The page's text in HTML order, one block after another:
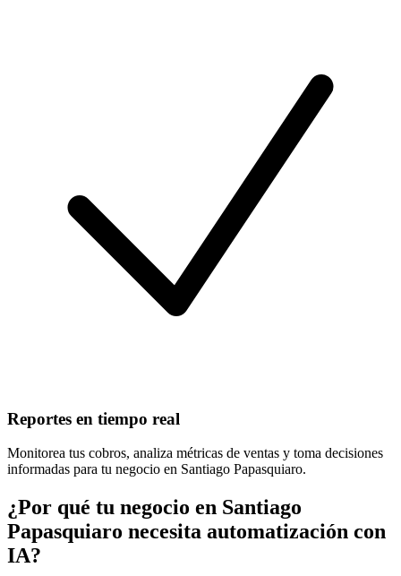
Reportes en tiempo real
Monitorea tus cobros, analiza métricas de ventas y toma decisiones
informadas para tu negocio en Santiago Papasquiaro.
¿Por qué tu negocio en Santiago
Papasquiaro necesita automatización con
IA?